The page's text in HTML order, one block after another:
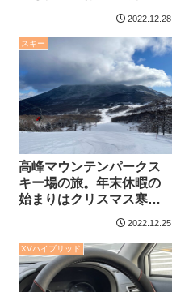
2022.12.28
スキー
高峰マウンテンパークス
キー場の旅。年末休暇の
始まりはクリスマス寒波
の中、突然の一泊スキー
ツアーへ。今度こそ本気
のシーズンスタート。
2022.12.25
XVハイブリッド